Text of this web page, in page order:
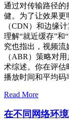
通过对传输路径的
健。为了让效果更
（CDN）和边缘
理解“就近缓存”和
究也指出，视频
（ABR）策略对
术综述。你在评估
播放时间和平均码
Read More
在不同网络环